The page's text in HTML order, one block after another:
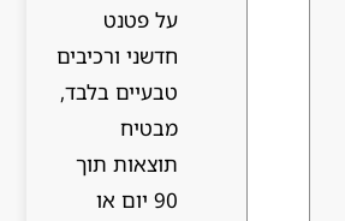
על פטנט
חדשני ורכיבים
טבעיים בלבד,
מבטיח
תוצאות תוך
90 יום או